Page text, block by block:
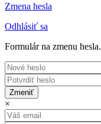
Zmena hesla
Odhlásiť sa
Formulár na zmenu hesla.
Zmeniť
×